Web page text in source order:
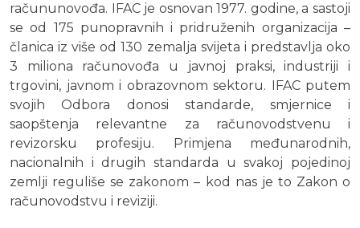
račununovođa. IFAC je osnovan 1977. godine, a sastoji
se od 175 punopravnih i pridruženih organizacija –
članica iz više od 130 zemalja svijeta i predstavlja oko
3 miliona računovođa u javnoj praksi, industriji i
trgovini, javnom i obrazovnom sektoru. IFAC putem
svojih Odbora donosi standarde, smjernice i
saopštenja relevantne za računovodstvenu i
revizorsku profesiju. Primjena međunarodnih,
nacionalnih i drugih standarda u svakoj pojedinoj
zemlji reguliše se zakonom – kod nas je to Zakon o
računovodstvu i reviziji.